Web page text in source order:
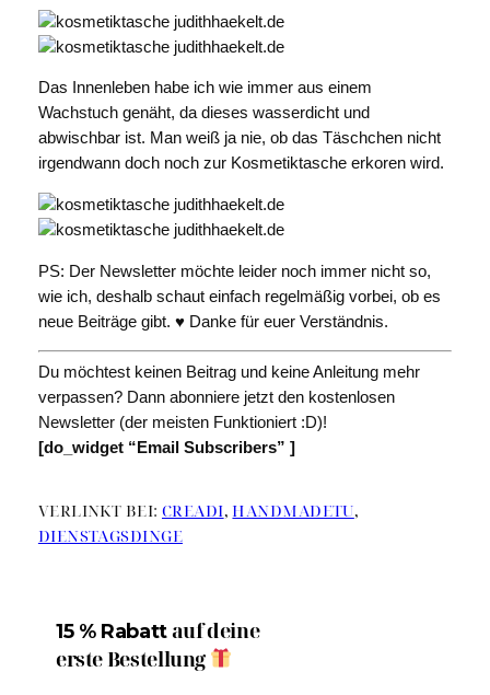
Das Innenleben habe ich wie immer aus einem
Wachstuch genäht, da dieses wasserdicht und
abwischbar ist. Man weiß ja nie, ob das Täschchen nicht
irgendwann doch noch zur Kosmetiktasche erkoren wird.
PS: Der Newsletter möchte leider noch immer nicht so,
wie ich, deshalb schaut einfach regelmäßig vorbei, ob es
neue Beiträge gibt. ♥ Danke für euer Verständnis.
Du möchtest keinen Beitrag und keine Anleitung mehr
verpassen? Dann abonniere jetzt den kostenlosen
Newsletter (der meisten Funktioniert :D)!
[do_widget “Email Subscribers” ]
VERLINKT BEI: CREADI, HANDMADETU,
DIENSTAGSDINGE
15 % Rabattauf deine
erste Bestellung